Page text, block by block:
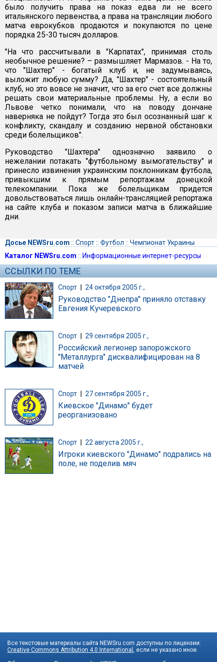
было получить права на показ едва ли не всего
итальянского первенства, а права на трансляции любого
матча еврокубков продаются и покупаются по цене
порядка 25-30 тысяч долларов.
"На что рассчитывали в "Карпатах", принимая столь
необычное решение? – размышляет Мармазов. - На то,
что "Шахтер" - богатый клуб и, не задумываясь,
выложит любую сумму? Да, "Шахтер" - состоятельный
клуб, но это вовсе не значит, что за его счет все должны
решать свои материальные проблемы. Ну, а если во
Львове четко понимали, что на поводу дончане
наверняка не пойдут? Тогда это был осознанный шаг к
конфликту, скандалу и созданию нервной обстановки
среди болельщиков".
Руководство "Шахтера" однозначно заявило о
нежелании потакать "футбольному вымогательству" и
принесло извинения украинским поклонникам футбола,
привыкшим к прямым репортажам донецкой
телекомпании. Пока же болельщикам придется
довольствоваться лишь онлайн-трансляцией репортажа
на сайте клуба и показом записи матча в ближайшие
дни.
Досье NEWSru.com :: Спорт:: Футбол :: Чемпионат Украины
Каталог NEWSru.com :: Информационные интернет-ресурсы
ССЫЛКИ ПО ТЕМЕ
Спорт | 24 октября 2005 г.,
Руководство "Днепра" приняло отставку
Евгения Кучеревского
Спорт 29 сентября 2005 г.,
Российский легионер запорожского
"Металлурга" дисквалифицирован на 8
матчей
Спорт 27 сентября 2005 г.,
Киевское "Динамо" будет
реорганизовано
Спорт 22 августа 2005 г.,
Игроки киевского "Динамо" подрались на
поле, не поделив мяч
Все текстовые материалы сайта NEWSru.com доступны по лицензии:
Creative Commons Attribution 4.0 International
, если не указано иное.